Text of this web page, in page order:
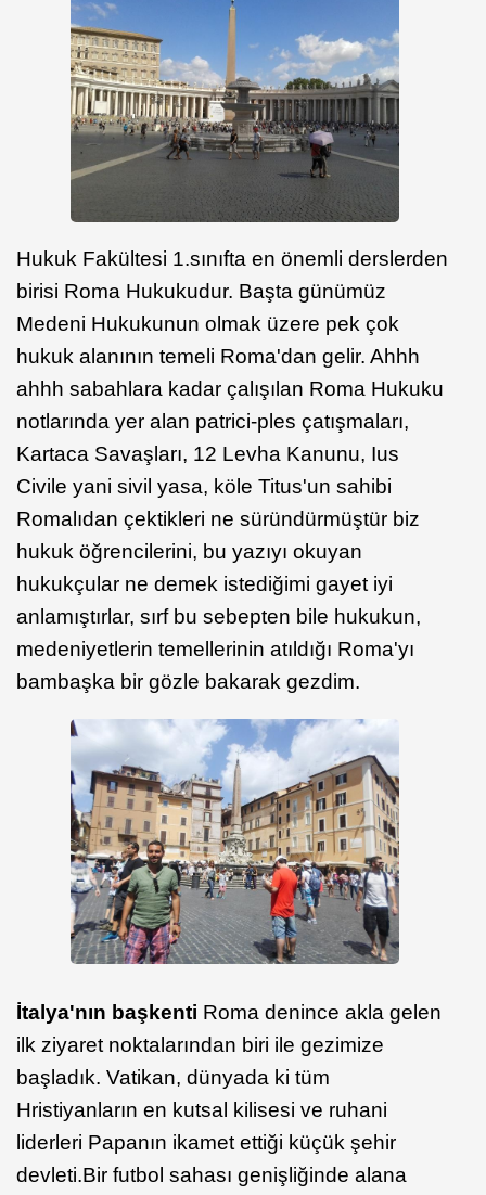
Hukuk Fakültesi 1.sınıfta en önemli derslerden
birisi Roma Hukukudur. Başta günümüz
Medeni Hukukunun olmak üzere pek çok
hukuk alanının temeli Roma'dan gelir. Ahhh
ahhh sabahlara kadar çalışılan Roma Hukuku
notlarında yer alan patrici-ples çatışmaları,
Kartaca Savaşları, 12 Levha Kanunu, Ius
Civile yani sivil yasa, köle Titus'un sahibi
Romalıdan çektikleri ne süründürmüştür biz
hukuk öğrencilerini, bu yazıyı okuyan
hukukçular ne demek istediğimi gayet iyi
anlamıştırlar, sırf bu sebepten bile hukukun,
medeniyetlerin temellerinin atıldığı Roma'yı
bambaşka bir gözle bakarak gezdim.
İtalya'nın başkenti Roma denince akla gelen
ilk ziyaret noktalarından biri ile gezimize
başladık. Vatikan, dünyada ki tüm
Hristiyanların en kutsal kilisesi ve ruhani
liderleri Papanın ikamet ettiği küçük şehir
devleti.Bir futbol sahası genişliğinde alana